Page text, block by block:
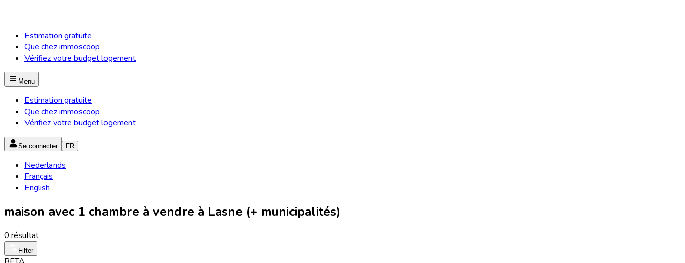
Estimation gratuite
Que chez immoscoop
Vérifiez votre budget logement
Menu
Estimation gratuite
Que chez immoscoop
Vérifiez votre budget logement
Se connecter FR
Nederlands
Français
English
maison avec 1 chambre à vendre à Lasne (+ municipalités)
0 résultat
Filter